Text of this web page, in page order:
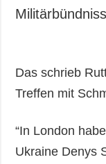
Das schrieb
Treffen mit
“In London
Ukraine Denys